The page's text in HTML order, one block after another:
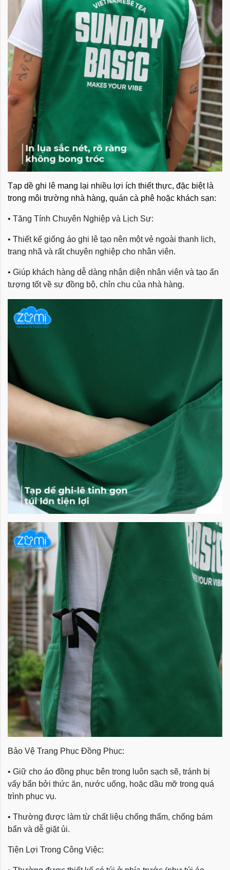
Tạp dề ghi lê mang lại nhiều lợi ích thiết thực, đặc biệt là
trong môi trường nhà hàng, quán cà phê hoặc khách sạn:
• Tăng Tính Chuyên Nghiệp và Lịch Sự:
• Thiết kế giống áo ghi lê tạo nên một vẻ ngoài thanh lịch,
trang nhã và rất chuyên nghiệp cho nhân viên.
• Giúp khách hàng dễ dàng nhận diện nhân viên và tạo ấn
tượng tốt về sự đồng bộ, chỉn chu của nhà hàng.
Bảo Vệ Trang Phục Đồng Phục:
• Giữ cho áo đồng phục bên trong luôn sạch sẽ, tránh bị
vấy bẩn bởi thức ăn, nước uống, hoặc dầu mỡ trong quá
trình phục vụ.
• Thường được làm từ chất liệu chống thấm, chống bám
bẩn và dễ giặt ủi.
Tiện Lợi Trong Công Việc: